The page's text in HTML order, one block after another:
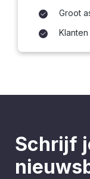
Groot
Schrijf